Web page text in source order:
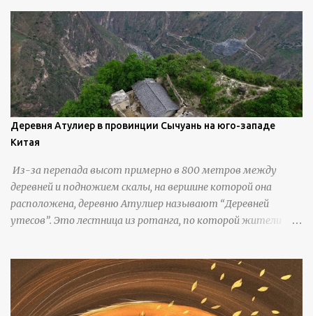
Деревня Атулиер в провинции Сычуань на юго-западе
Китая
Из-за перепада высот примерно в 800 метров между
деревней и подножием скалы, на вершине которой она
расположена, деревню Атулиер называют “Деревней
утесов”. Это лестница из ротанга, по которой жители
стальными лестницами с защитными перилами, и
передвижение детей и жителей деревни было улучшено.
Подъем от подножия горы до вершины занимает до 4